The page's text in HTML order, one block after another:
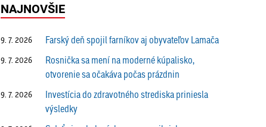
NAJNOVŠIE
9. 7. 2026 Farský deň spojil farníkov aj obyvateľov Lamača
9. 7. 2026
Rosnička sa mení na moderné kúpalisko,
otvorenie sa očakáva počas prázdnin
9. 7. 2026
Investícia do zdravotného strediska priniesla
výsledky